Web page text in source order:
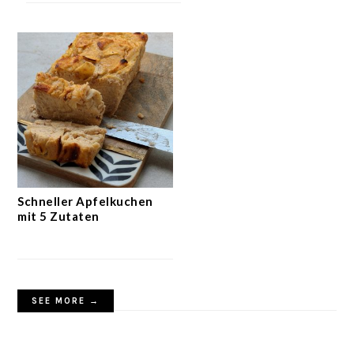
Schneller Apfelkuchen
mit 5 Zutaten
SEE MORE →